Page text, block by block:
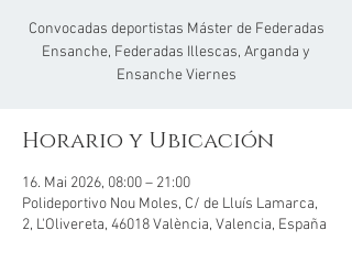
Convocadas deportistas Máster de Federadas
Ensanche, Federadas Illescas, Arganda y
Ensanche Viernes
Horario y Ubicación
16. Mai 2026, 08:00 – 21:00
Polideportivo Nou Moles, C/ de Lluís Lamarca,
2, L'Olivereta, 46018 València, Valencia, España